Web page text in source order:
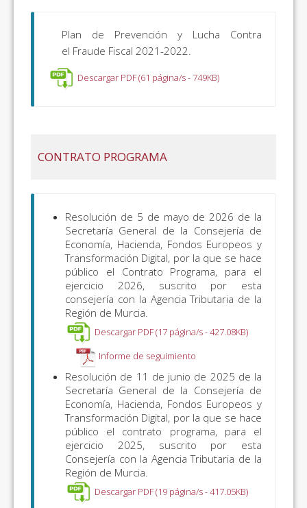
Plan de Prevención y Lucha Contra
el Fraude Fiscal 2021-2022.
Descargar PDF (61 página/s - 749KB)
CONTRATO PROGRAMA
Resolución de 5 de mayo de 2026 de la
Secretaría General de la Consejería de
Economía, Hacienda, Fondos Europeos y
Transformación Digital, por la que se hace
público el Contrato Programa, para el
ejercicio 2026, suscrito por esta
consejería con la Agencia Tributaria de la
Región de Murcia.
Descargar PDF (17 página/s - 427.08KB)
Informe de seguimiento
Resolución de 11 de junio de 2025 de la
Secretaría General de la Consejería de
Economía, Hacienda, Fondos Europeos y
Transformación Digital, por la que se hace
público el contrato programa, para el
ejercicio 2025, suscrito por esta
Consejería con la Agencia Tributaria de la
Región de Murcia.
Descargar PDF (19 página/s - 417.05KB)